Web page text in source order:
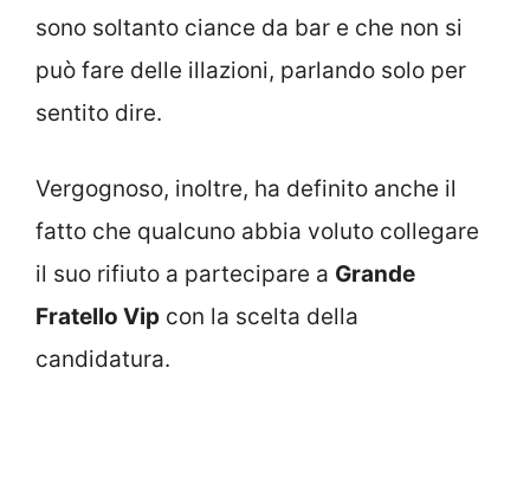
sono soltanto ciance da bar e che non si
può fare delle illazioni, parlando solo per
sentito dire.
Vergognoso, inoltre, ha definito anche il
fatto che qualcuno abbia voluto collegare
il suo rifiuto a partecipare a Grande
Fratello Vip con la scelta della
candidatura.